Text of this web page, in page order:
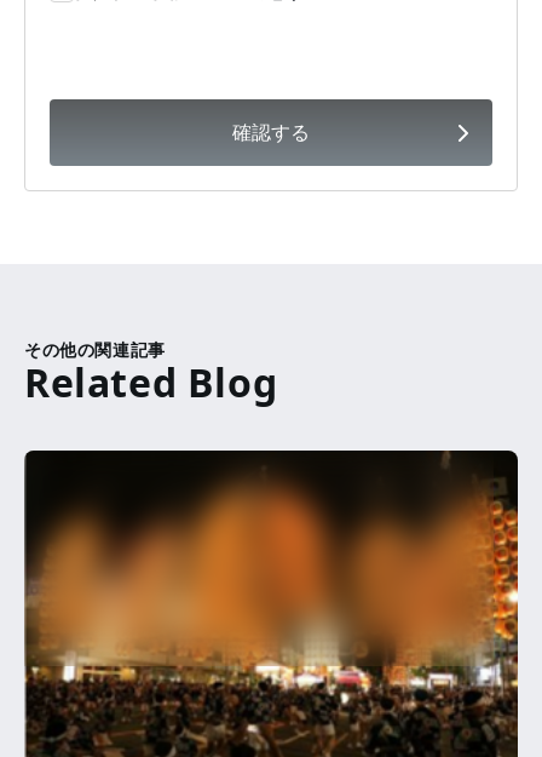
確認する
その他の関連記事